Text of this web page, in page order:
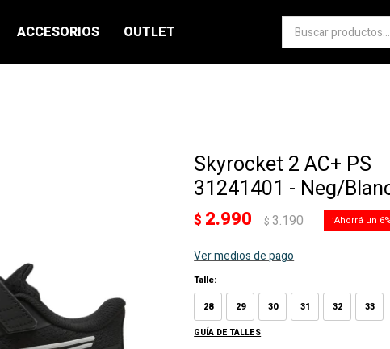
ACCESORIOS OUTLET
Skyrocket 2 AC+ PS
31241401 - Neg/
$ 2.990 $3.190 6
Ver medios de pago
Talle:
28
29 30 31 32 33
GUÍA DE TALLES